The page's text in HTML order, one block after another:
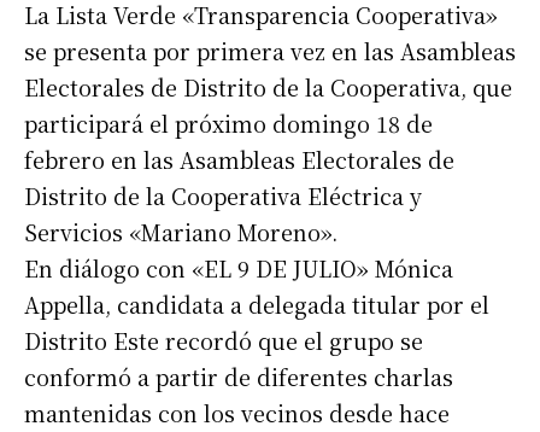
La Lista Verde «Transparencia Cooperativa»
se presenta por primera vez en las Asambleas
Electorales de Distrito de la Cooperativa, que
participará el próximo domingo 18 de
febrero en las Asambleas Electorales de
Distrito de la Cooperativa Eléctrica y
Servicios «Mariano Moreno».
En diálogo con «EL 9 DE JULIO» Mónica
Appella, candidata a delegada titular por el
Distrito Este recordó que el grupo se
conformó a partir de diferentes charlas
mantenidas con los vecinos desde hace